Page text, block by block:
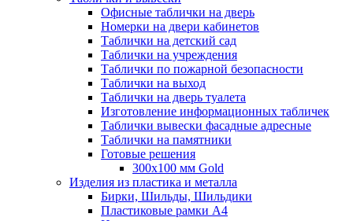
Офисные таблички на дверь
Номерки на двери кабинетов
Таблички на детский сад
Таблички на учреждения
Таблички по пожарной безопасности
Таблички на выход
Таблички на дверь туалета
Изготовление информационных табличек
Таблички вывески фасадные адресные
Таблички на памятники
Готовые решения
300x100 мм Gold
Изделия из пластика и металла
Бирки, Шильды, Шильдики
Пластиковые рамки А4